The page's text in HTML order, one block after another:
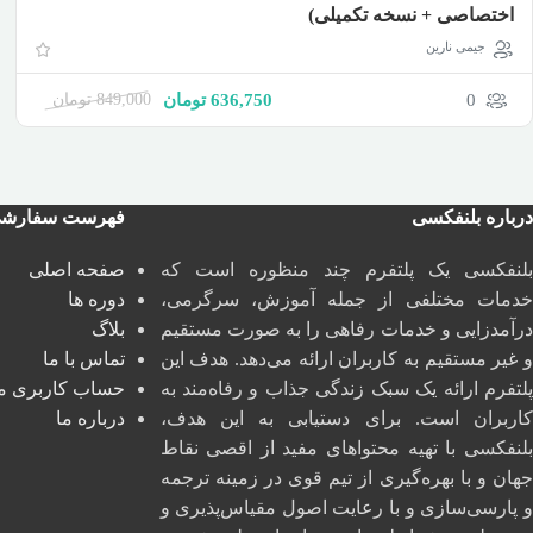
اختصاصی + نسخه تکمیلی)
جیمی نارین
0
849,000 تومان 636,750 تومان
درباره بلنفکسی
بلنفکسی یک پلتفرم چند منظوره است که
خدمات مختلفی از جمله آموزش، سرگرمی،
درآمدزایی و خدمات رفاهی را به صورت مستقیم
و غیر مستقیم به کاربران ارائه می‌دهد. هدف این
پلتفرم ارائه یک سبک زندگی جذاب و رفاه‌مند به
کاربران است. برای دستیابی به این هدف،
بلنفکسی با تهیه محتواهای مفید از اقصی نقاط
جهان و با بهره‌گیری از تیم قوی در زمینه ترجمه
و پارسی‌سازی و با رعایت اصول مقیاس‌پذیری و
فهرست
صفحه اصلی
دوره ها
بلاگ
تماس با ما
حساب کاربری
درباره ما